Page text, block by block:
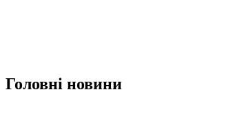
Головні новини